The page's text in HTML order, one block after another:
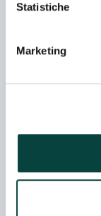
Statistiche
Marketing